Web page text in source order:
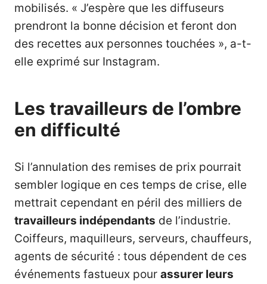
mobilisés. « J’espère que les diffuseurs
prendront la bonne décision et feront don
des recettes aux personnes touchées », a-t-
elle exprimé sur Instagram.
Les travailleurs de l’ombre
en difficulté
Si l’annulation des remises de prix pourrait
sembler logique en ces temps de crise, elle
mettrait cependant en péril des milliers de
travailleurs indépendants de l’industrie.
Coiffeurs, maquilleurs, serveurs, chauffeurs,
agents de sécurité : tous dépendent de ces
événements fastueux pour assurer leurs